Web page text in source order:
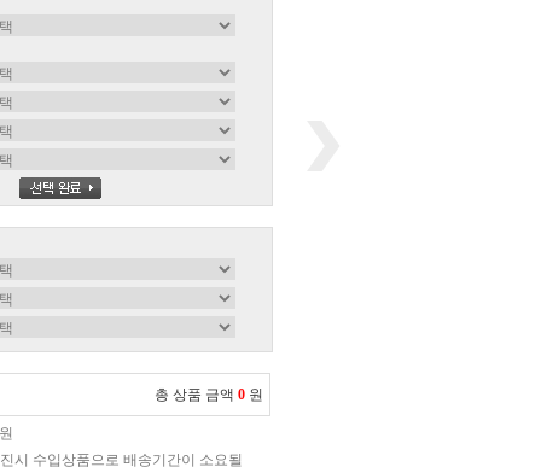
총 상품 금액 0 원
시 수입상품으로 배송기간이 소요될